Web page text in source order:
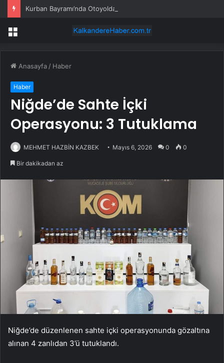
Kurban Bayramı’nda Otoyolda Yoğunluk
Menü
Anasayfa / Haber
Haber
Niğde’de Sahte İçki
Operasyonu: 3 Tutuklama
MEHMET HAZBİN KAZBEK Mayıs 6, 2026 0 0
Bir dakikadan az
Niğde’de düzenlenen sahte içki operasyonunda gözaltına
alınan 4 zanlıdan 3’ü tutuklandı.